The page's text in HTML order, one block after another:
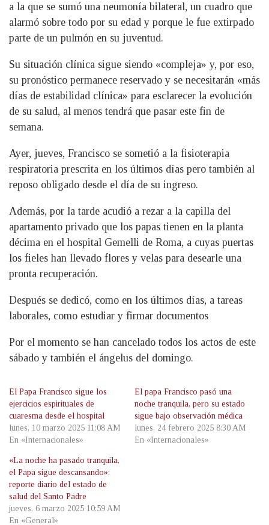
a la que se sumó una neumonía bilateral, un cuadro que
alarmó sobre todo por su edad y porque le fue extirpado
parte de un pulmón en su juventud.
Su situación clínica sigue siendo «compleja» y, por eso,
su pronóstico permanece reservado y se necesitarán «más
días de estabilidad clínica» para esclarecer la evolución
de su salud, al menos tendrá que pasar este fin de
semana.
Ayer, jueves, Francisco se sometió a la fisioterapia
respiratoria prescrita en los últimos días pero también al
reposo obligado desde el día de su ingreso.
Además, por la tarde acudió a rezar a la capilla del
apartamento privado que los papas tienen en la planta
décima en el hospital Gemelli de Roma, a cuyas puertas
los fieles han llevado flores y velas para desearle una
pronta recuperación.
Después se dedicó, como en los últimos días, a tareas
laborales, como estudiar y firmar documentos
Por el momento se han cancelado todos los actos de este
sábado y también el ángelus del domingo.
El Papa Francisco sigue los
ejercicios espirituales de
cuaresma desde el hospital
lunes, 10 marzo 2025 11:08 AM
En «Internacionales»
El papa Francisco pasó una
noche tranquila, pero su estado
sigue bajo observación médica
lunes, 24 febrero 2025 8:30 AM
En «Internacionales»
«La noche ha pasado tranquila,
el Papa sigue descansando»:
reporte diario del estado de
salud del Santo Padre
jueves, 6 marzo 2025 10:59 AM
En «General»